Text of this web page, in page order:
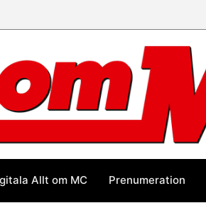
Allt om MC Prenumeration